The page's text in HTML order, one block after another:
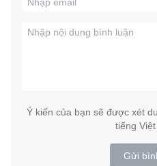
Ý kiến của bạn sẽ được xét
tiếng Việt
Gửi